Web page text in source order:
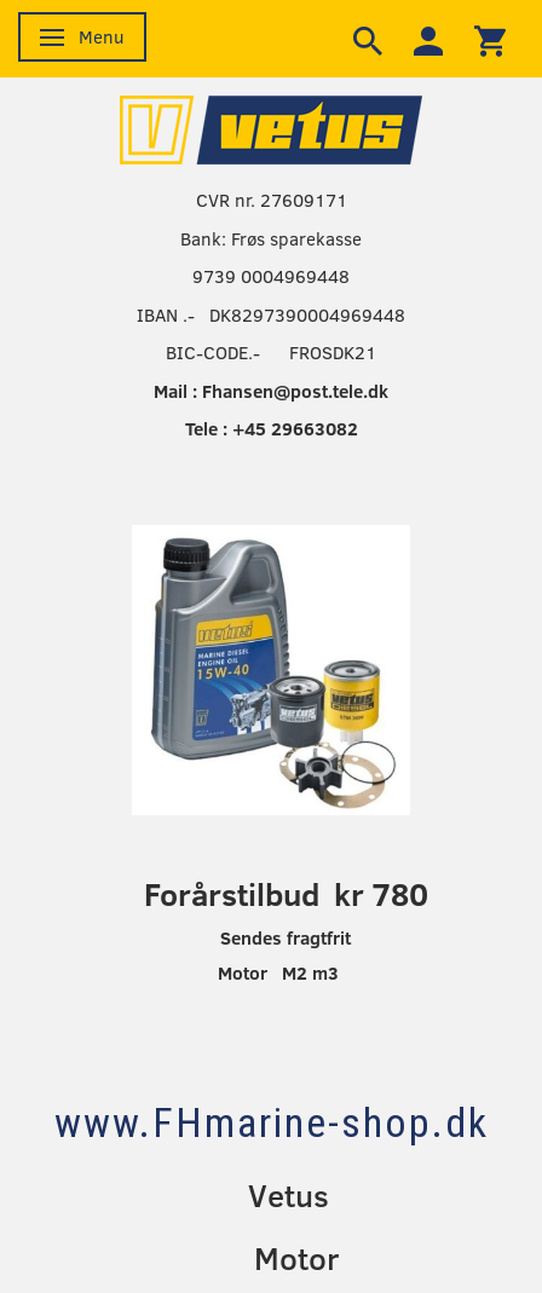
Skifte navigation
Menu
CVR nr. 27609171
Bank: Frøs sparekasse
9739 0004969448
IBAN .- DK8297390004969448
BIC-CODE.- FROSDK21
Mail : Fhansen@post.tele.dk
Tele : +45 29663082
Forårstilbud kr 780
Sendes fragtfrit
Motor M2 m3
www.FHmarine-shop.dk
Vetus
Motor